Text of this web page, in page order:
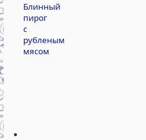
Блинный
пирог
с
рубленым
мясом